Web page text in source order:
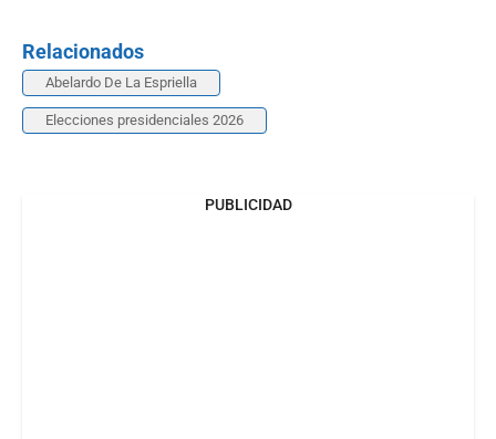
Relacionados
Abelardo De La Espriella
Elecciones presidenciales 2026
PUBLICIDAD